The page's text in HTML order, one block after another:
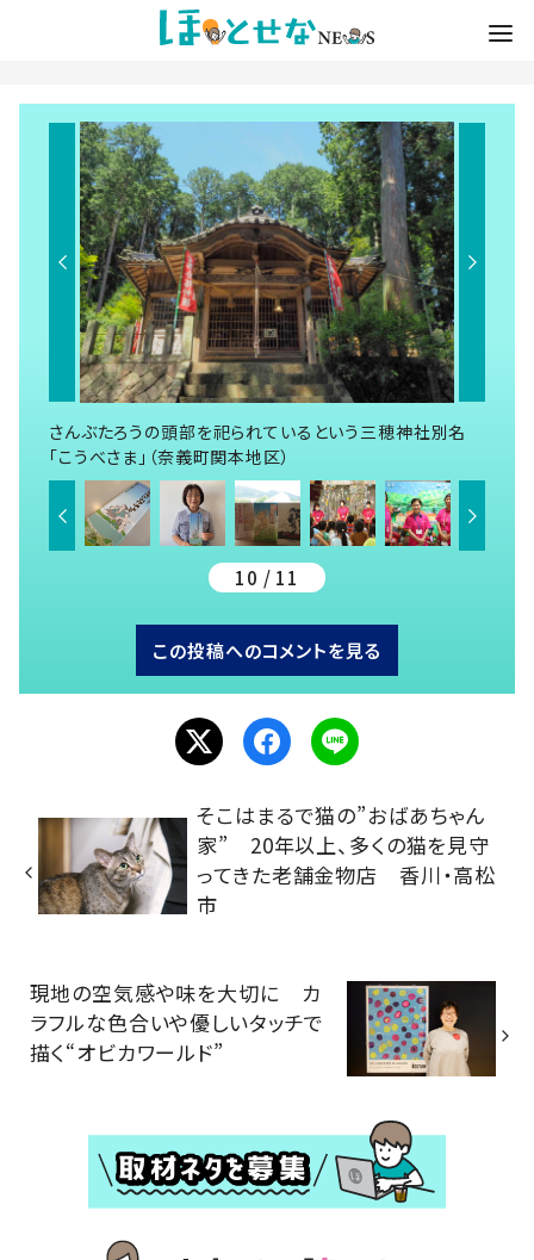
さんぶたろうの頭部を祀られているという三穂神社別名
「こうべさま」（奈義町関本地区）
10 / 11
この投稿へのコメントを見る
そこはまるで猫の”おばあちゃん
家” 20年以上、多くの猫を見守
ってきた老舗金物店 香川・高松
市
現地の空気感や味を大切に カ
ラフルな色合いや優しいタッチで
描く“オビカワールド”